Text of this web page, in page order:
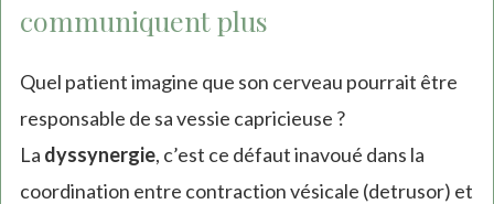
communiquent plus
Quel patient imagine que son cerveau pourrait être
responsable de sa vessie capricieuse ?
La dyssynergie, c’est ce défaut inavoué dans la
coordination entre contraction vésicale (detrusor) et